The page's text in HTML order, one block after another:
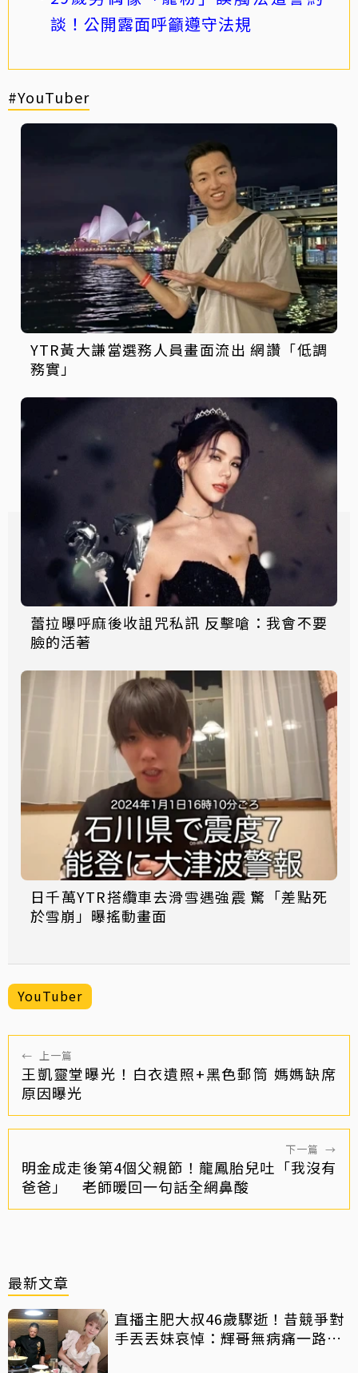
談！公開露面呼籲遵守法規
#YouTuber
YTR黃大謙當選務人員畫面流出 網讚「低調
務實」
蕾拉曝呼麻後收詛咒私訊 反擊嗆：我會不要
臉的活著
日千萬YTR搭纜車去滑雪遇強震 驚「差點死
於雪崩」曝搖動畫面
YouTuber
← 上一篇
王凱靈堂曝光！白衣遺照+黑色郵筒 媽媽缺席
原因曝光
下一篇 →
明金成走後第4個父親節！龍鳳胎兒吐「我沒有
爸爸」 老師暖回一句話全網鼻酸
最新文章
直播主肥大叔46歲驟逝！昔競爭對
手丟丟妹哀悼：輝哥無病痛一路好